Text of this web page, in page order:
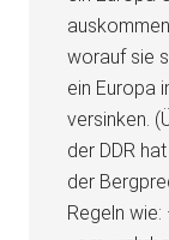
worauf sie
ein Europa
versinken.
der DDR
der
Regeln wie: